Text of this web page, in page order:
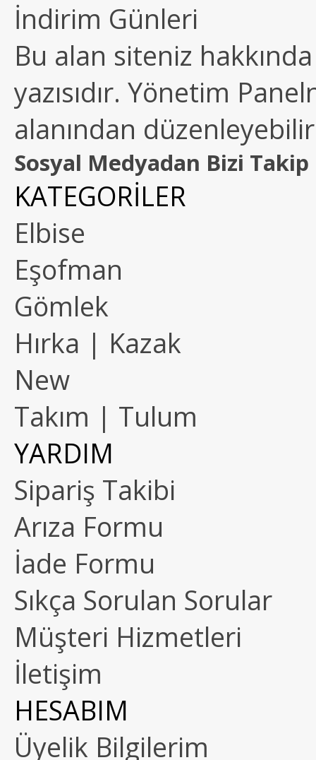
İndirim Günleri
Bu alan siteniz
yazısıdır. Yönetim
alanından
Sosyal Medyadan Bizi Takip
KATEGORİLER
Elbise
Eşofman
Gömlek
Hırka | Kazak
New
Takım | Tulum
YARDIM
Sipariş Takibi
Arıza Formu
İade Formu
Sıkça Sorulan Sorular
Müşteri Hizmetleri
İletişim
HESABIM
Üyelik Bilgilerim